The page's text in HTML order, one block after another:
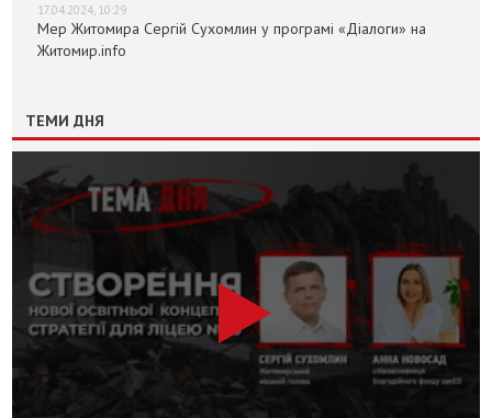
17.04.2024, 10:29
Мер Житомира Сергій Сухомлин у програмі «Діалоги» на
Житомир.info
ТЕМИ ДНЯ